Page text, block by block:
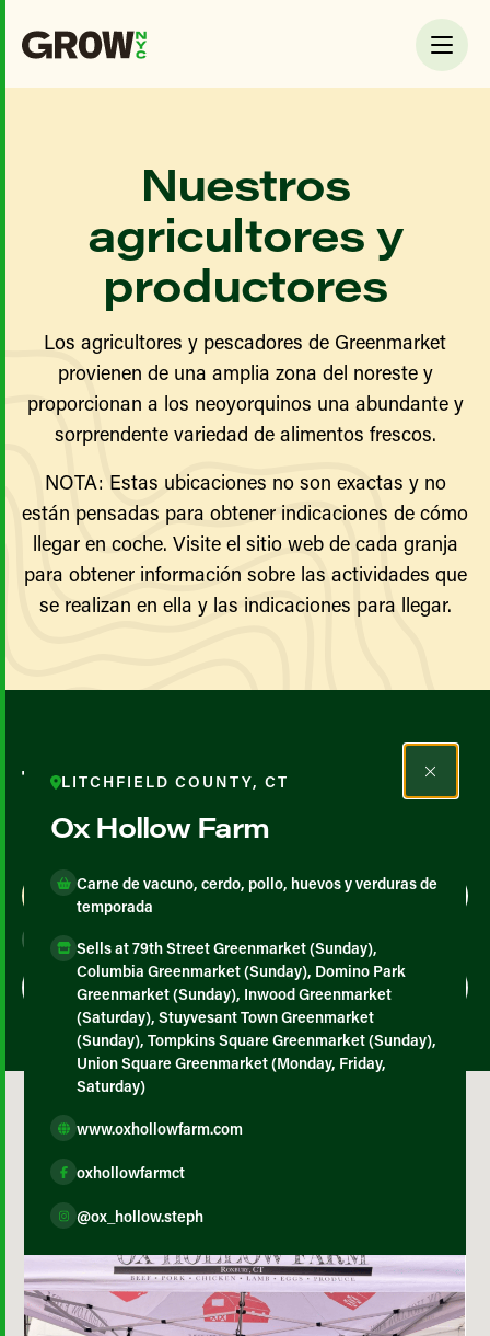
Nuestros
agricultores y
productores
Los agricultores y pescadores de Greenmarket
provienen de una amplia zona del noreste y
proporcionan a los neoyorquinos una abundante y
sorprendente variedad de alimentos frescos.
NOTA: Estas ubicaciones no son exactas y no
están pensadas para obtener indicaciones de cómo
llegar en coche. Visite el sitio web de cada granja
para obtener información sobre las actividades que
se realizan en ella y las indicaciones para llegar.
Todos los agricultores y
productores
Map View List View
LITCHFIELD COUNTY, CT
Ox Hollow Farm
Carne de vacuno, cerdo, pollo, huevos y verduras de
temporada
Sells at 79th Street Greenmarket (Sunday),
Columbia Greenmarket (Sunday), Domino Park
Greenmarket (Sunday), Inwood Greenmarket
(Saturday), Stuyvesant Town Greenmarket
(Sunday), Tompkins Square Greenmarket (Sunday),
Union Square Greenmarket (Monday, Friday,
Saturday)
www.oxhollowfarm.com
oxhollowfarmct
@ox_hollow.steph